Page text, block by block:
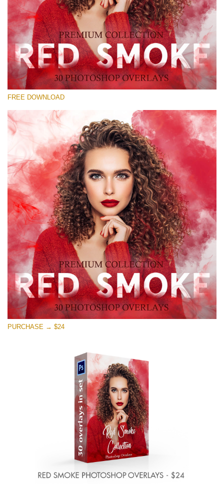
Prosím vyberte
Free Red Smoke Overlay #28
Small 800*533px
Red Smoke
(30 Overlays)
Sky Boundless
(347 Overlays)
Large 6000*4000px
Entire Collection
(1783 Overlays)
Large 6000*4000px
Stažení zdarma
FREE DOWNLOAD
PURCHASE → $24